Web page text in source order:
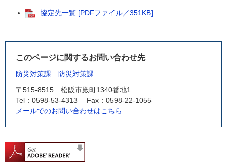
協定先一覧 [PDFファイル／351KB]
このページに関するお問い合わせ先
防災対策課
防災対策課
〒515-8515
松阪市殿町1340番地1
Tel：0598-53-4313
Fax：0598-22-1055
メールでのお問い合わせはこちら